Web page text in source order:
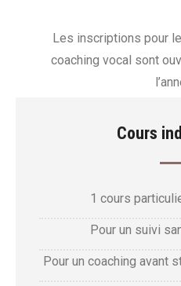
Les inscriptions pour
coaching vocal sont
Cours
1 cours
Pour un suivi
Pour un coaching avant